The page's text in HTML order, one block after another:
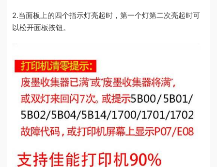
2.当面板上的四个指示灯亮起时，第一个灯第二次亮起时可
以松开面板按钮。